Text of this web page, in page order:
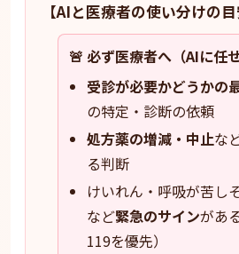
【AIと医療者の使い分けの目
🚨 必ず医療者へ（AIに任せ
受診が必要かどうかの
の特定・診断の依頼
処方薬の増減・中止な
る判断
けいれん・呼吸が苦し
など緊急のサインがあ
119を優先）